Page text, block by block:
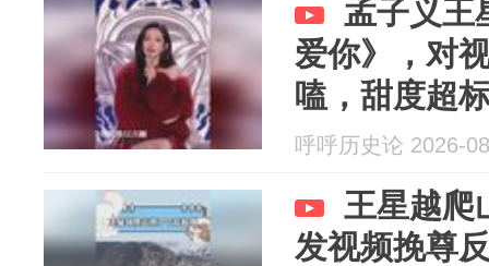
孟子义王
爱你》，对
嗑，甜度超
呼呼历史论 2026-
王星越爬
发视频挽尊